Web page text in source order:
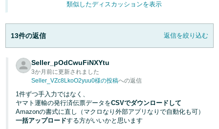
類似したディスカッションを表示
13件の返信 返信を絞り込む
Seller_pOdCwuFiNXYtu
3か月前に更新されました
Seller_VZc8LkoO2yuu0様の投稿への返信
1件ずつ手入力ではなく、
ヤマト運輸の発行済伝票データをCSVでダウンロードして
Amazonの書式に直し（マクロなり外部アプリなりで自動化も可）
一括アップロードする方がいいかと思います